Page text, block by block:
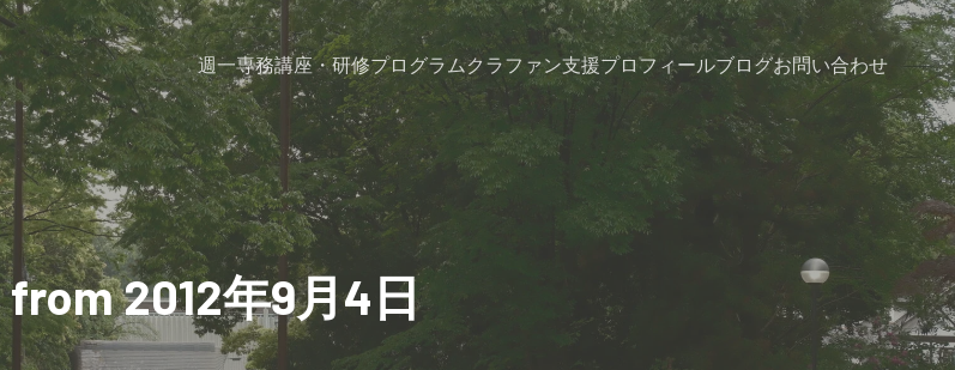
週一専務講座・研修プログラムクラファン支援プロフィールブログお問い合わせ
2012年9月4日